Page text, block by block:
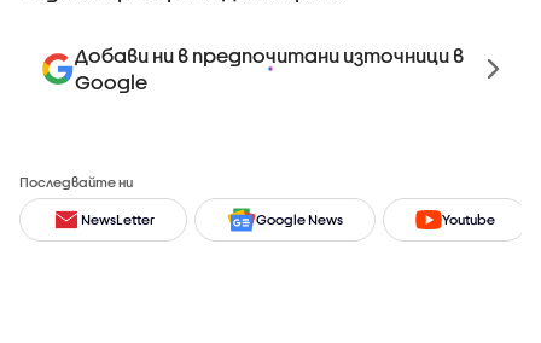
Добави ни в предпочитани източници в
Google
Последвайте ни
NewsLetter Google News Youtube